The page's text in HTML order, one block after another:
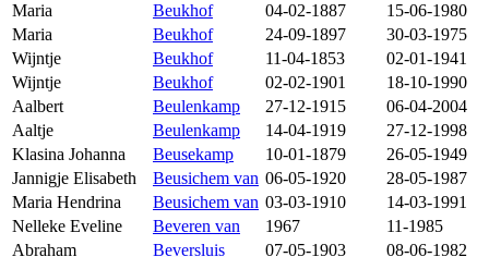
Maria
Beukhof 04-02-1887
15-06-1980
Maria
Beukhof 24-09-1897
30-03-1975
Wijntje
Beukhof 11-04-1853
02-01-1941
Wijntje
Beukhof 02-02-1901
18-10-1990
Aalbert
Beulenkamp 27-12-1915
06-04-2004
Aaltje
Beulenkamp 14-04-1919
27-12-1998
Klasina Johanna
Beusekamp 10-01-1879
26-05-1949
Jannigje Elisabeth
Beusichem van 06-05-1920
28-05-1987
Maria Hendrina
Beusichem van 03-03-1910
14-03-1991
Nelleke Eveline
Beveren van 1967
11-1985
Abraham
Beversluis 07-05-1903
08-06-1982